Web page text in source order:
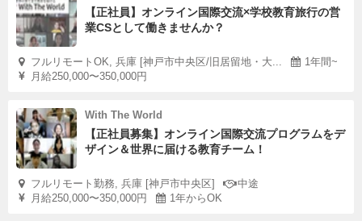
【正社員】オンライン国際交流×学校教育旅行の営
業CSとして働きませんか？
フルリモートOK, 兵庫 [神戸市中央区/旧居留地・大...
1年間~
月給250,000〜350,000円
With The World
【正社員募集】オンライン国際交流プログラムをデ
ザイン＆世界に届ける教育チーム！
フルリモート勤務, 兵庫 [神戸市中央区]
中途
月給250,000〜350,000円
1年からOK